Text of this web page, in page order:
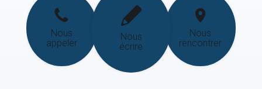
Nous
appeler
Nous
écrire
Nous
rencontrer